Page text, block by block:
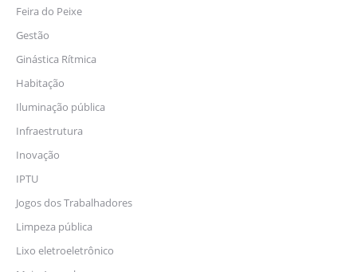
Feira do Peixe
Gestão
Ginástica Rítmica
Habitação
Iluminação pública
Infraestrutura
Inovação
IPTU
Jogos dos Trabalhadores
Limpeza pública
Lixo eletroeletrônico